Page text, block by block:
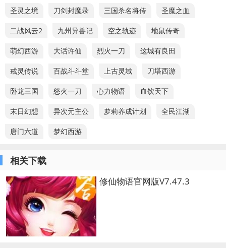
圣灵之境 刀剑封魔录 三国杀名将传 圣魔之血
二战风云2 九州异兽记 空之轨迹 地鼠传奇
萌幻西游 大话许仙 烈火一刀 这城有良田
戒灵传说 百战斗斗堂 上古灵域 刀塔西游
卧龙三国 怒火一刀 心力物语 血饮天下
末日幻想 异次元主公 萝莉养成计划 全民江湖
唐门六道 梦幻西游
相关下载
修仙物语官网版V7.47.3